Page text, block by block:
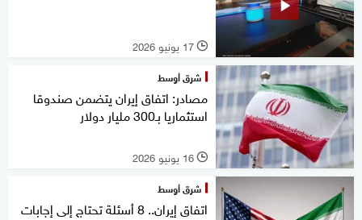
l 17 يونيو 2026
شرق أوسط
مصادر: اتفاق إيران يتضمن صندوقا
استثماريا بـ300 مليار دولار
l 16 يونيو 2026
شرق أوسط
اتفاق إيران.. 8 أسئلة تحتاج إلى إجابات